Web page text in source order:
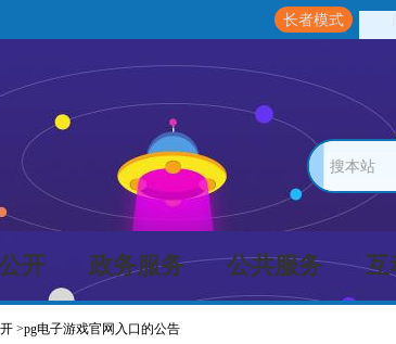
长者模式
搜本站
开 政务服务 公共服务 互
>pg电子游戏官网入口的公告